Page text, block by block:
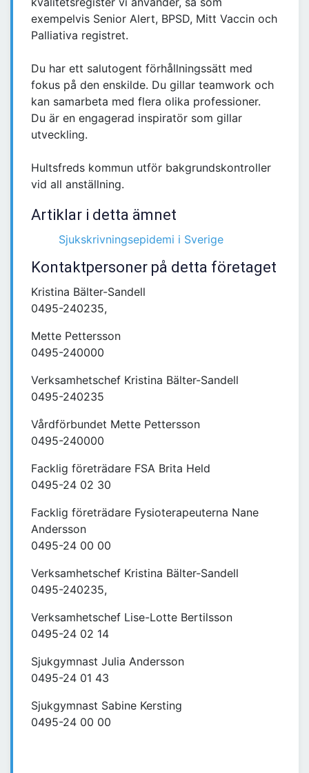
exempelvis Senior Alert, BPSD, Mitt Vaccin och
Palliativa registret.
Du har ett salutogent förhållningssätt med
fokus på den enskilde. Du gillar teamwork och
kan samarbeta med flera olika professioner.
Du är en engagerad inspiratör som gillar
utveckling.
Hultsfreds kommun utför bakgrundskontroller
vid all anställning.
Artiklar i detta ämnet
Sjukskrivningsepidemi i Sverige
Kontaktpersoner på detta företaget
Kristina Bälter-Sandell
0495-240235,
Mette Pettersson
0495-240000
Verksamhetschef Kristina Bälter-Sandell
0495-240235
Vårdförbundet Mette Pettersson
0495-240000
Facklig företrädare FSA Brita Held
0495-24 02 30
Facklig företrädare Fysioterapeuterna Nane
Andersson
0495-24 00 00
Verksamhetschef Kristina Bälter-Sandell
0495-240235,
Verksamhetschef Lise-Lotte Bertilsson
0495-24 02 14
Sjukgymnast Julia Andersson
0495-24 01 43
Sjukgymnast Sabine Kersting
0495-24 00 00